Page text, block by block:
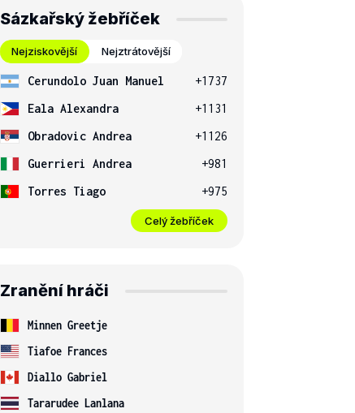
Sázkařský žebříček
Nejziskovější Nejztrátovější
Cerundolo Juan Manuel
+1737
Eala Alexandra
+1131
Obradovic Andrea
+1126
Guerrieri Andrea
+981
Torres Tiago
+975
Celý žebříček
Zranění hráči
Minnen Greetje
Tiafoe Frances
Diallo Gabriel
Tararudee Lanlana